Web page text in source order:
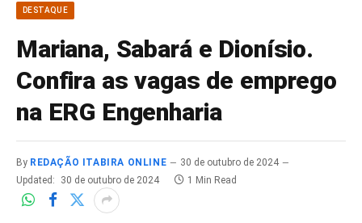
DESTAQUE
Mariana, Sabará e Dionísio.
Confira as vagas de emprego
na ERG Engenharia
By REDAÇÃO ITABIRA ONLINE
30 de outubro de 2024
Updated:
30 de outubro de 2024 1 Min Read